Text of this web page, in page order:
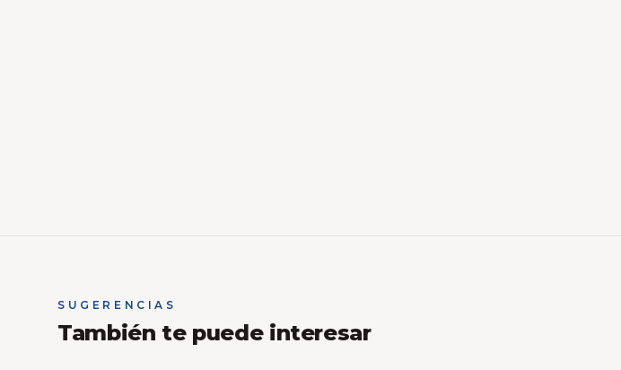
SUGERENCIAS
También te puede interesar